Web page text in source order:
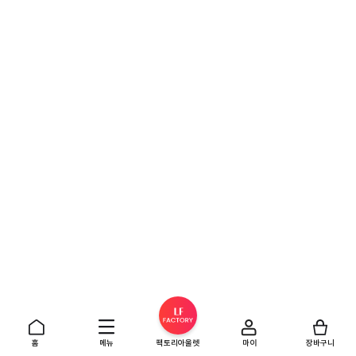
홈 메뉴 팩토리아울렛 마이 장바구니